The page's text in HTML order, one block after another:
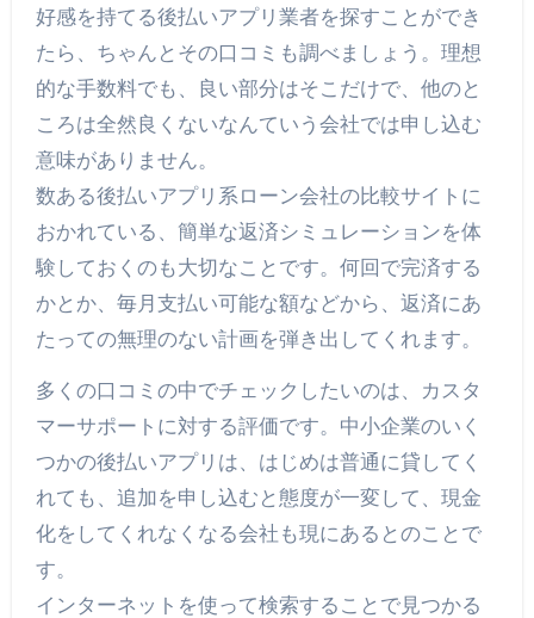
好感を持てる後払いアプリ業者を探すことができ
たら、ちゃんとその口コミも調べましょう。理想
的な手数料でも、良い部分はそこだけで、他のと
ころは全然良くないなんていう会社では申し込む
意味がありません。
数ある後払いアプリ系ローン会社の比較サイトに
おかれている、簡単な返済シミュレーションを体
験しておくのも大切なことです。何回で完済する
かとか、毎月支払い可能な額などから、返済にあ
たっての無理のない計画を弾き出してくれます。
多くの口コミの中でチェックしたいのは、カスタ
マーサポートに対する評価です。中小企業のいく
つかの後払いアプリは、はじめは普通に貸してく
れても、追加を申し込むと態度が一変して、現金
化をしてくれなくなる会社も現にあるとのことで
す。
インターネットを使って検索することで見つかる